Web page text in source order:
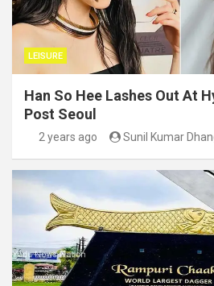
LEISURE
Han So Hee Lashes Out At
Post Seoul
2 years ago Sunil Kumar